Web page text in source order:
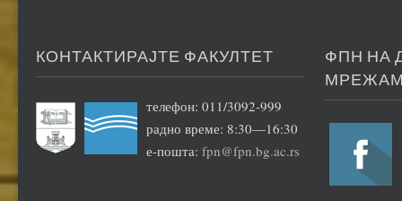
КОНТАКТИРАЈТЕ ФАКУЛТЕТ
телефон: 011/3092-999
радно време: 8:30—16:30
е-пошта:fpn@fpn.bg.ac.rs
ФПН НА